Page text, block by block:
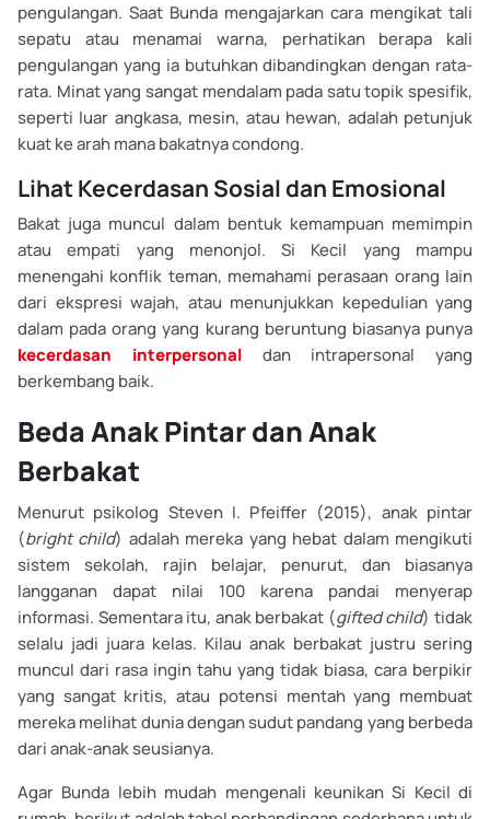
pengulangan. Saat Bunda mengajarkan cara mengikat tali
sepatu atau menamai warna, perhatikan berapa kali
pengulangan yang ia butuhkan dibandingkan dengan rata-
rata. Minat yang sangat mendalam pada satu topik spesifik,
seperti luar angkasa, mesin, atau hewan, adalah petunjuk
kuat ke arah mana bakatnya condong.
Lihat Kecerdasan Sosial dan Emosional
Bakat juga muncul dalam bentuk kemampuan memimpin
atau empati yang menonjol. Si Kecil yang mampu
menengahi konflik teman, memahami perasaan orang lain
dari ekspresi wajah, atau menunjukkan kepedulian yang
dalam pada orang yang kurang beruntung biasanya punya
kecerdasan interpersonaldan intrapersonal yang
berkembang baik.
Beda Anak Pintar dan Anak
Berbakat
Menurut psikolog Steven I. Pfeiffer (2015), anak pintar
(bright child) adalah mereka yang hebat dalam mengikuti
sistem sekolah, rajin belajar, penurut, dan biasanya
langganan dapat nilai 100 karena pandai menyerap
informasi. Sementara itu, anak berbakat (gifted child) tidak
selalu jadi juara kelas. Kilau anak berbakat justru sering
muncul dari rasa ingin tahu yang tidak biasa, cara berpikir
yang sangat kritis, atau potensi mentah yang membuat
mereka melihat dunia dengan sudut pandang yang berbeda
dari anak-anak seusianya.
Agar Bunda lebih mudah mengenali keunikan Si Kecil di